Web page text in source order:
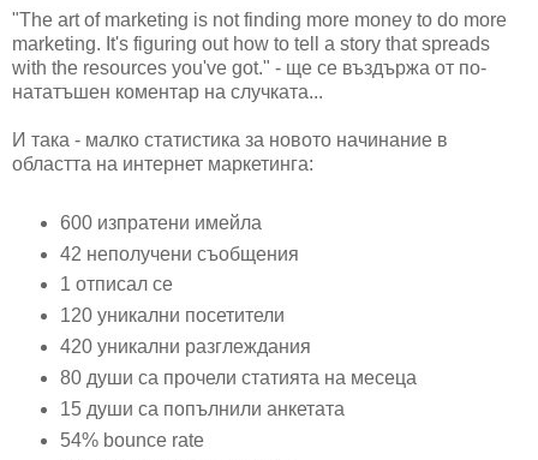
"The art of marketing is not finding more money to do more
marketing. It's figuring out how to tell a story that spreads
with the resources you've got." - ще се въздържа от по-
нататъшен коментар на случката...
И така - малко статистика за новото начинание в
областта на интернет маркетинга:
600 изпратени имейла
42 неполучени съобщения
1 отписал се
120 уникални посетители
420 уникални разглеждания
80 души са прочели статията на месеца
15 души са попълнили анкетата
54% bounce rate